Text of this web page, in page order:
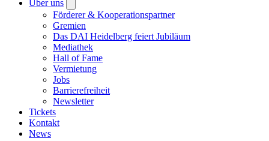
Über uns
submenu
Förderer & Kooperationspartner
Gremien
Das DAI Heidelberg feiert Jubiläum
Mediathek
Hall of Fame
Vermietung
Jobs
Barrierefreiheit
Newsletter
Tickets
Kontakt
News